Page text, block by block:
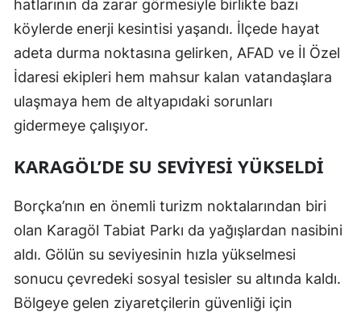
Malatya
Manisa
Kahramanmaraş
Muğla
Nevşehir
Niğde
Ordu
hatlarının da zarar görmesiyle birlikte bazı
köylerde enerji kesintisi yaşandı. İlçede hayat
adeta durma noktasına gelirken, AFAD ve İl Özel
İdaresi ekipleri hem mahsur kalan vatandaşlara
ulaşmaya hem de altyapıdaki sorunları
gidermeye çalışıyor.
KARAGÖL’DE SU SEVIYESI YÜKSELDI
Borçka’nın en önemli turizm noktalarından biri
olan Karagöl Tabiat Parkı da yağışlardan nasibini
aldı. Gölün su seviyesinin hızla yükselmesi
sonucu çevredeki sosyal tesisler su altında kaldı.
Bölgeye gelen ziyaretçilerin güvenliği için